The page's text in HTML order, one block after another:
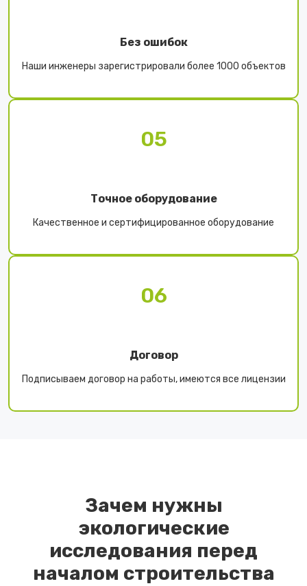
Без ошибок
Наши инженеры зарегистрировали более 1000 объектов
05
Точное оборудование
Качественное и сертифицированное оборудование
06
Договор
Подписываем договор на работы, имеются все лицензии
Зачем нужны
экологические
исследования перед
началом строительства